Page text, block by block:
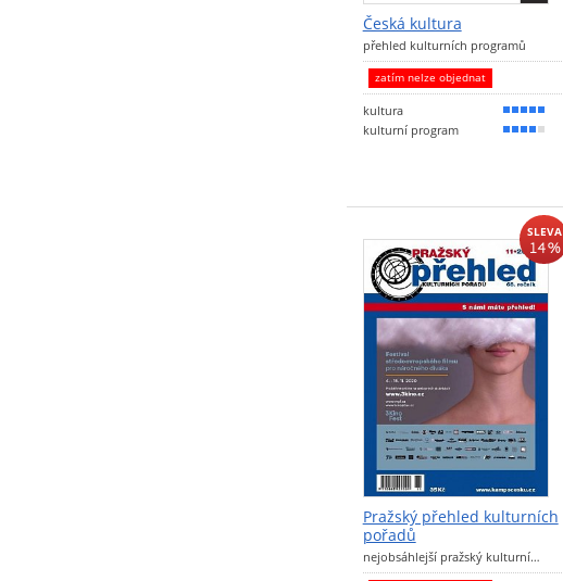
Česká kultura
přehled kulturních programů
zatím nelze objednat
kultura
90 %
kulturní program
80 %
SLEVA
14 %
Pražský přehled kulturních
pořadů
nejobsáhlejší pražský kulturní…